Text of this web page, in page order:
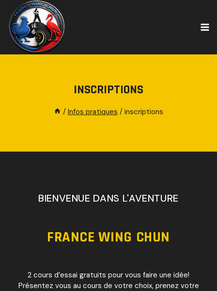
INSCRIPTIONS
/ Infos pratiques / inscriptions
BIENVENUE DANS L'AVENTURE
FRANCE WING CHUN
2 cours d’essai gratuits pour vous faire une idée!
Présentez vous au cours de votre choix, prenez votre